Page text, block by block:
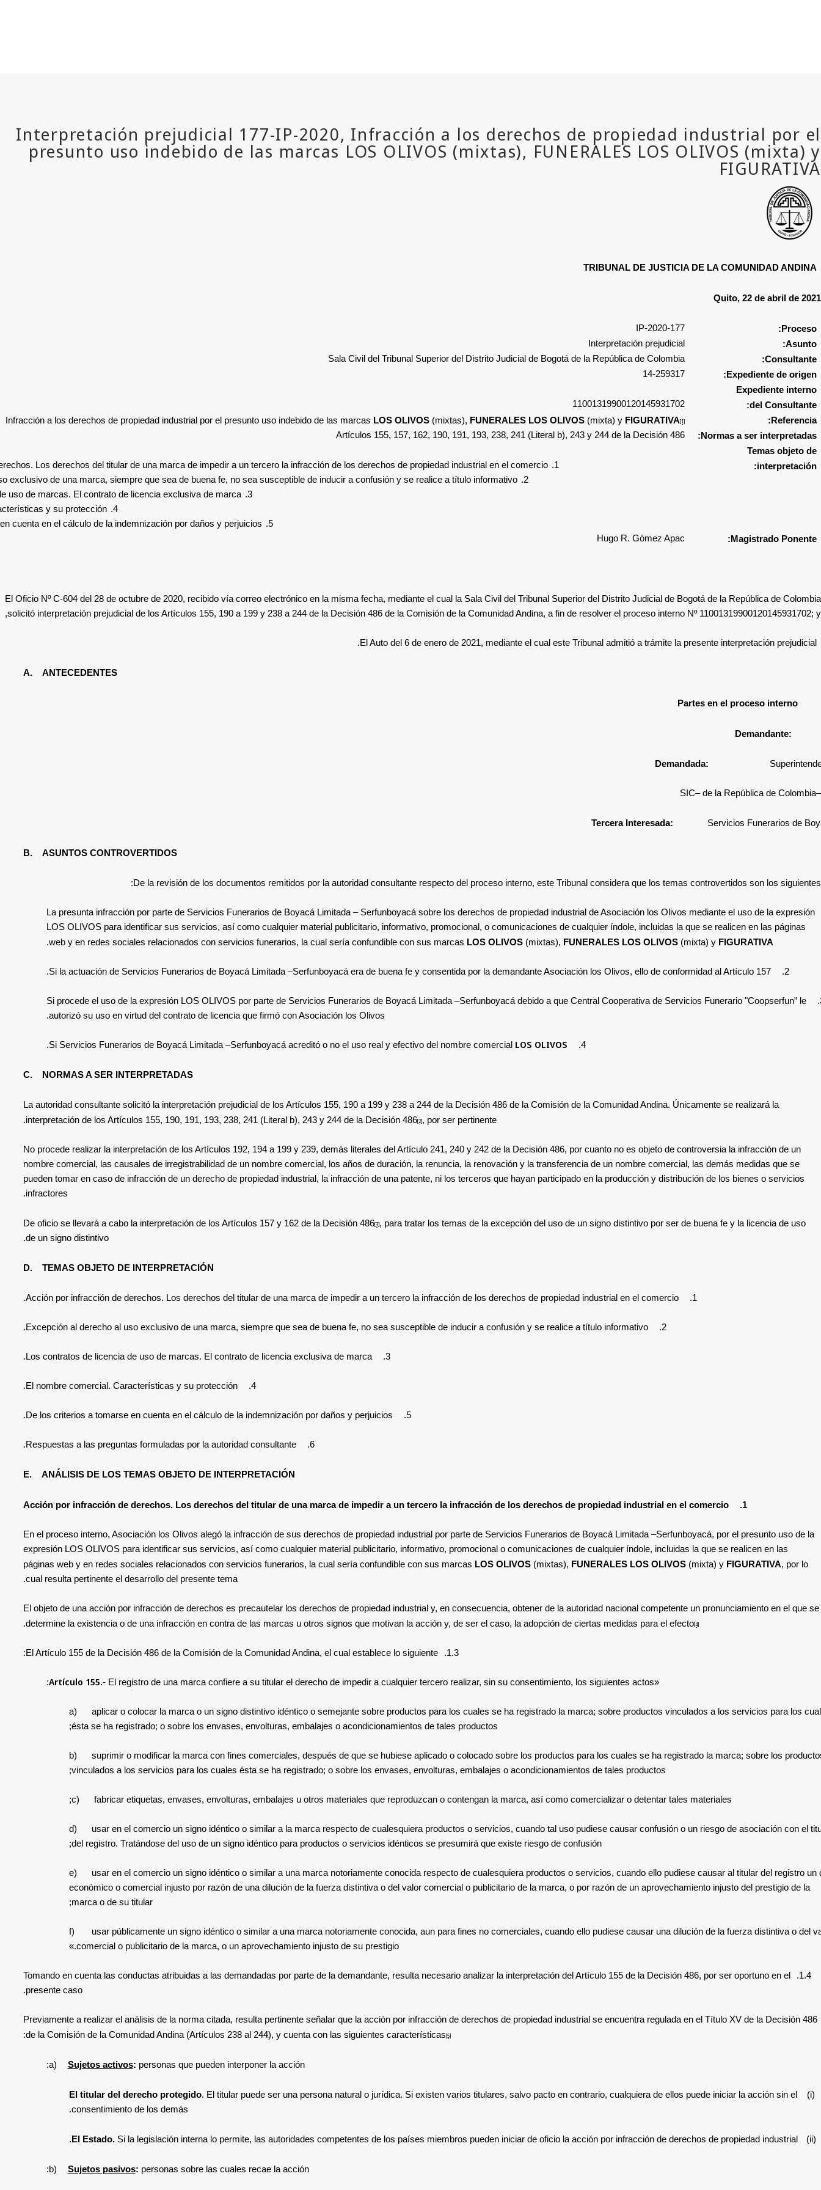
TRIBUNAL DE JUSTICIA DE LA COMUNIDAD ANDINA
Quito, 22 de abril de 2021
Proceso:
177-IP-2020
Asunto:
Interpretación prejudicial
Consultante:
Sala Civil del Tribunal Superior del Distrito Judicial de Bogotá de la República de Colombia
Expediente de origen:
14-259317
Expediente interno
del Consultante:
11001319900120145931702
Referencia:
Infracción a los derechos de propiedad industrial por el presunto uso indebido de las marcas LOS OLIVOS (mixtas), FUNERALES LOS OLIVOS(mixta) y FIGURATIVA[1]
Normas a ser interpretadas:
Artículos 155, 157, 162, 190, 191, 193, 238, 241 (Literal b), 243 y 244 de la Decisión 486
Temas objeto de
interpretación:
1.
Los derechos del titular de una marca de impedir a un tercero la infracción de los derechos de propiedad industrial en el comercio
2.
exclusivo de una marca, siempre que sea de buena fe, no sea susceptible de inducir a confusión y se realice a título informativo
3.
uso de marcas. El contrato de licencia exclusiva de marca
4.
y su protección
5.
cuenta en el cálculo de la indemnización por daños y perjuicios
Magistrado Ponente:
Hugo R. Gómez Apac
El Oficio NºC-604 del 28 de octubre de 2020, recibido vía correo electrónico en la misma fecha, mediante el cual la Sala Civil del Tribunal Superior del Distrito Judicial de Bogotá de la República de Colombia
solicitó interpretación prejudicial de los Artículos 155, 190 a 199 y 238 a 244 de la Decisión 486 de la Comisión de la Comunidad Andina, a fin de resolver el proceso interno Nº 11001319900120145931702; y,
El Auto del 6 de enero de 2021, mediante el cual este Tribunal admitió a trámite la presente interpretación prejudicial.
A. ANTECEDENTES
Partes en el proceso interno
Demandada:
–SIC– de la República de Colombia
Tercera Interesada: Servicios Funerarios de
B. ASUNTOS CONTROVERTIDOS
De la revisión de los documentos remitidos por la autoridad consultante respecto del proceso interno, este Tribunal considera que los temas controvertidos son los siguientes:
La presunta infracción por parte de Servicios Funerarios de Boyacá Limitada – Serfunboyacá sobre los derechos de propiedad industrial deAsociación los Olivos mediante el uso de la expresión
LOS OLIVOS para identificar sus servicios, así como cualquier material publicitario, informativo, promocional, o comunicaciones de cualquier índole, incluidas la que se realicen en las páginas
web y en redes sociales relacionados con servicios funerarios, la cual sería confundible con sus marcas LOS OLIVOS (mixtas), FUNERALES LOS OLIVOS(mixta) y FIGURATIVA
.
2.
Si la actuación de Servicios Funerarios de Boyacá Limitada –Serfunboyacá era de buena fe y consentida por la demandanteAsociación los Olivos, ello de conformidad al Artículo 157.
Si procede el uso de la expresión LOS OLIVOS por parte de Servicios Funerarios de Boyacá Limitada –Serfunboyacá debido a que Central Cooperativa de Servicios Funerario "Coopserfun” le
autorizó su uso en virtud del contrato de licencia que firmó conAsociación los Olivos.
4.
Si Servicios Funerarios de Boyacá Limitada –Serfunboyacáacreditó o no el uso real y efectivo del nombre comercial LOS OLIVOS
.
C. NORMAS A SER INTERPRETADAS
Laautoridad consultante solicitó la interpretación prejudicial de los Artículos 155, 190 a 199 y 238 a 244 de la Decisión 486 de la Comisión de la Comunidad Andina. Únicamente se realizará la
interpretación de los Artículos 155, 190, 191, 193, 238, 241 (Literal b), 243 y 244 de la Decisión 486[2], por ser pertinente.
No procede realizar la interpretación de los Artículos 192, 194 a 199 y 239, demás literales del Artículo 241, 240 y 242 de la Decisión 486, por cuanto no es objeto de controversia la infracción de un
nombre comercial, las causales de irregistrabilidad de un nombre comercial, los años de duración, la renuncia, la renovación y la transferencia de un nombre comercial, las demás medidas que se
pueden tomar en caso de infracción de un derecho de propiedad industrial, la infracción de una patente, ni los terceros que hayan participado en la producción y distribución de los bienes o servicios
infractores
.
De oficio se llevará a cabo la interpretación de los Artículos 157 y 162 de la Decisión 486[3], para tratar los temas de la excepción del uso de un signo distintivo por ser de buena fe y la licencia de uso
de un signo distintivo
.
D. TEMAS OBJETO DE INTERPRETACIÓN
1.
Acciónpor infracción de derechos. Los derechos del titular de una marca de impedir a un tercero la infracción de los derechos de propiedad industrial en el comercio.
2.
Excepción al derecho al uso exclusivo de una marca, siempre que sea de buena fe, no sea susceptible de inducir a confusión y se realice a título informativo.
3.
Los contratos de licencia de uso de marcas. El contrato de licencia exclusiva de marca.
4.
El nombre comercial. Características y su protección.
5.
De los criterios a tomarse en cuenta en el cálculo de la indemnización por daños y perjuicios.
6.
Respuestas a las preguntas formuladas por la autoridad consultante.
E. ANÁLISIS DE LOS TEMAS OBJETO DE INTERPRETACIÓN
1.
Acción por infracción de derechos. Los derechos del titular de una marca de impedir a un tercero la infracción de los derechos de propiedad industrial en el comercio
En el proceso interno, Asociación los Olivos alegó la infracción de sus derechos de propiedad industrial por parte de Servicios Funerarios de Boyacá Limitada –Serfunboyacá, por el presunto uso de la
expresión LOS OLIVOS para identificar sus servicios, así como cualquier material publicitario, informativo, promocional o comunicaciones de cualquier índole, incluidas la que se realicen en las
páginas web y en redes sociales relacionados con servicios funerarios, la cual sería confundible con sus marcas LOS OLIVOS (mixtas), FUNERALES LOS OLIVOS(mixta) y FIGURATIVA, por lo
cual resulta pertinente el desarrollo del presente tema.
El objeto de una acción por infracción de derechos es precautelar los derechos de propiedad industrial y, en consecuencia, obtener de la autoridad nacional competente un pronunciamiento en el que se
determine la existencia o de una infracción en contra de las marcas u otros signos que motivan la acción y, de ser el caso, la adopción de ciertas medidas para el efecto[4]
.
1.3.
El Artículo 155 de la Decisión 486 de la Comisión de la Comunidad Andina, el cual establece lo siguiente:
«
Artículo 155.- El registro de una marca confiere a su titular el derecho de impedir a cualquier tercero realizar, sin su consentimiento, los siguientes actos:
a) aplicar o colocar la marca o un signo distintivo idéntico o semejante sobre productos para los cuales se ha registrado la marca; sobre productos vinculados a los servicios para los
ésta se ha registrado; o sobre los envases, envolturas, embalajes o acondicionamientos de tales productos;
b) suprimir o modificar la marca con fines comerciales, después de que se hubiese aplicado o colocado sobre los productos para los cuales se ha registrado la marca; sobre los
vinculados a los servicios para los cuales ésta se ha registrado; o sobre los envases, envolturas, embalajes o acondicionamientos de tales productos;
c) fabricar etiquetas, envases, envolturas, embalajes u otros materiales que reproduzcan o contengan la marca, así como comercializar o detentar tales materiales;
d) usar en el comercio un signo idéntico o similar a la marca respecto de cualesquiera productos o servicios, cuando tal uso pudiese causar confusión o un riesgo de asociación con el
del registro. Tratándose del uso de un signo idéntico para productos o servicios idénticos se presumirá que existe riesgo de confusión;
e) usar en el comercio un signo idéntico o similar a una marca notoriamente conocida respecto de cualesquiera productos o servicios, cuando ello pudiese causar al titular del registro un
económico o comercial injusto por razón de una dilución de la fuerza distintiva o del valor comercial o publicitario de la marca, o por razón de un aprovechamiento injusto del prestigio de la
marca o de su titular;
f) usar públicamente un signo idéntico o similar a una marca notoriamente conocida, aun para fines no comerciales, cuando ello pudiese causar una dilución de la fuerza distintiva o del
comercial o publicitario de la marca, o un aprovechamiento injusto de su prestigio.»
1.4.
Tomando en cuenta las conductas atribuidas a las demandadas por parte de la demandante, resulta necesario analizar la interpretación del Artículo 155 de la Decisión 486, por ser oportuno en el
presente caso.
Previamente a realizar el análisis de la norma citada, resulta pertinente señalar que la acción por infracción de derechos de propiedad industrial se encuentra regulada en el Título XV de la Decisión 486
de la Comisión de la Comunidad Andina (Artículos 238 al 244), y cuenta con las siguientes características[5]
:
a) Sujetos activos: personas que pueden interponer la acción:
(i)
El titular del derecho protegido. El titular puede ser una persona natural o jurídica. Si existen varios titulares, salvo pacto en contrario, cualquiera de ellos puede iniciar la acción sin el
consentimiento de los demás.
(ii)
El Estado. Si la legislación interna lo permite, las autoridades competentes de los países miembros pueden iniciar de oficio la acción por infracción de derechos de propiedad industrial.
b) Sujetos pasivos: personas sobre las cuales recae la acción: